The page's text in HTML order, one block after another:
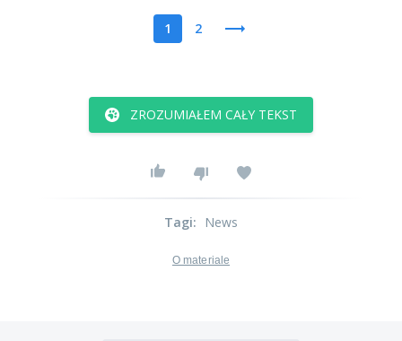
1 2
ZROZUMIAŁEM CAŁY TEKST
Tagi: News
O materiale